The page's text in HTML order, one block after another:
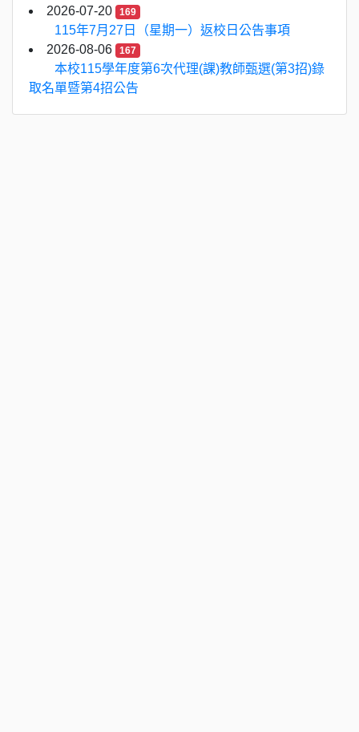
2026-07-20
169
115年7月27日（星期一）返校日公告事項
2026-08-06
167
本校115學年度第6次代理(課)教師甄選(第3招)錄
取名單暨第4招公告